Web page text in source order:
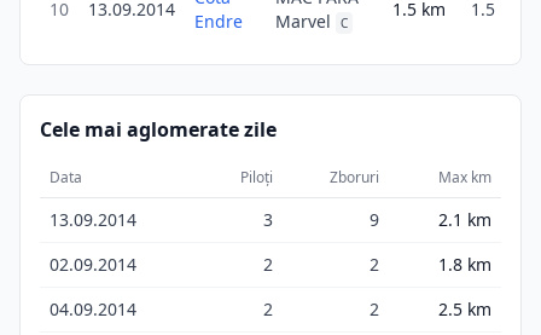
10 13.09.2014
Endre
Marvel
C
1.5 km 1.5
Cele mai aglomerate zile
Data Piloți Zboruri Max km
13.09.2014 3 9 2.1 km
02.09.2014
2 2 1.8 km
04.09.2014
2 2 2.5 km